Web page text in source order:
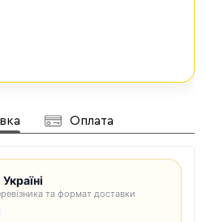
Оплата
та формат доставки